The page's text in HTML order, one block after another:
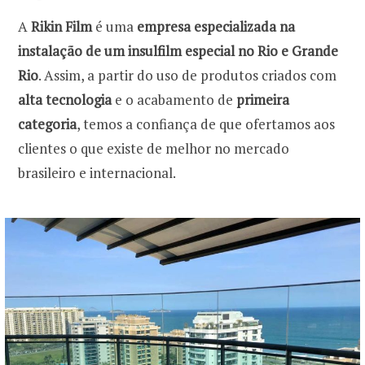
ARikin Filmé uma empresa especializada na
instalação de um insulfilm especial no Rio e Grande
Rio. Assim, a partir do uso de produtos criados com
alta tecnologiae o acabamento de primeira
categoria, temos a confiança de que ofertamos aos
clientes o que existe de melhor no mercado
brasileiro e internacional.